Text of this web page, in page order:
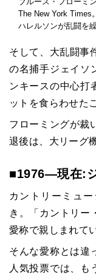
The New York Times
ハレルソンが乱闘を
そして、大乱闘事
の名捕手ジェイソ
ンキースの中心打
ットを食らわせた
フローミングが裁
退後は、大リーグ
■1976―現在:
カントリーミュ
き。「カントリー
愛称で親しまれて
そんな愛称とは違
人気投票では、も